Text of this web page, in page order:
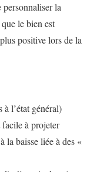
personnaliser la
le bien est
positive lors de la
l’état général)
à projeter
la baisse liée à des «